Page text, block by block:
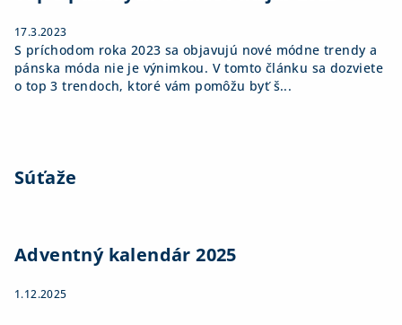
17.3.2023
S príchodom roka 2023 sa objavujú nové módne trendy a
pánska móda nie je výnimkou. V tomto článku sa dozviete
o top 3 trendoch, ktoré vám pomôžu byť š...
Súťaže
Adventný kalendár 2025
1.12.2025